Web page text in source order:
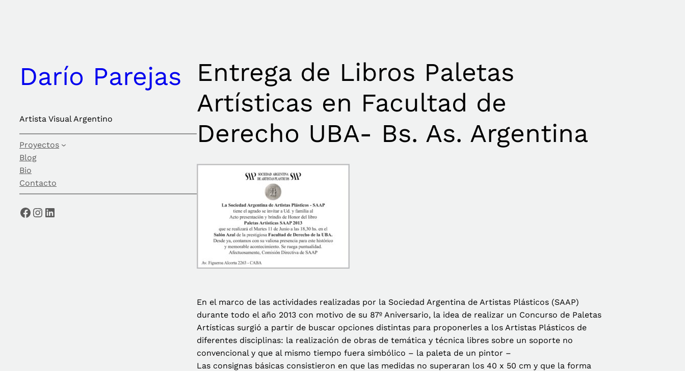
Darío Parejas
Artista Visual Argentino
Proyectos
Blog
Bio
Contacto
Facebook Instagram LinkedIn
Entrega de Libros Paletas
Artísticas en Facultad de
Derecho UBA- Bs. As. Argentina
En el marco de las actividades realizadas por la Sociedad Argentina de Artistas Plásticos (SAAP)
durante todo el año 2013 con motivo de su 87º Aniversario, la idea de realizar un Concurso de Paletas
Artísticas surgió a partir de buscar opciones distintas para proponerles a los Artistas Plásticos de
diferentes disciplinas: la realización de obras de temática y técnica libres sobre un soporte no
convencional y que al mismo tiempo fuera simbólico – la paleta de un pintor –
Las consignas básicas consistieron en que las medidas no superaran los 40 x 50 cm y que la forma